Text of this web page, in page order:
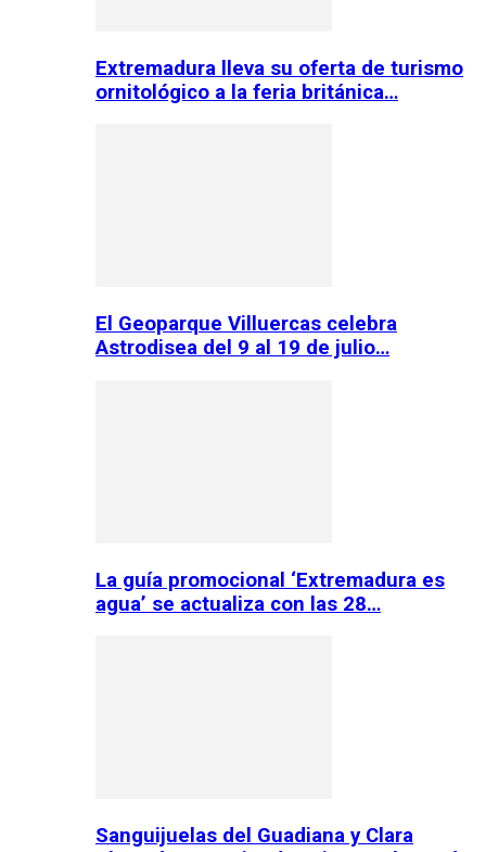
Extremadura lleva su oferta de turismo
ornitológico a la feria británica…
El Geoparque Villuercas celebra
Astrodisea del 9 al 19 de julio…
La guía promocional ‘Extremadura es
agua’ se actualiza con las 28…
Sanguijuelas del Guadiana y Clara